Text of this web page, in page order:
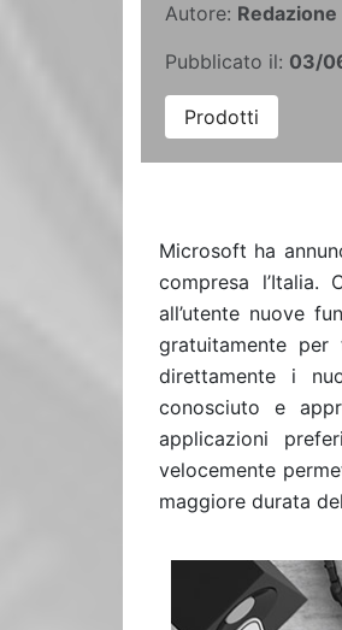
Autore:
Pubblicato il: 03/
Prodotti
Microsoft ha
compresa l’Italia.
all’utente nuove
gratuitamente
direttamente i
conosciuto e
applicazioni
velocemente
maggiore durata